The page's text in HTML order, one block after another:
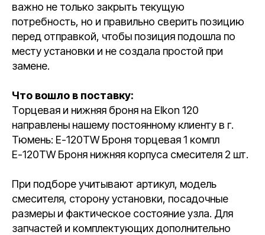
важно не только закрыть текущую
потребность, но и правильно сверить позицию
перед отправкой, чтобы позиция подошла по
месту установки и не создала простой при
замене.
Что вошло в поставку:
Торцевая и нижняя броня на Elkon 120
направлены нашему постоянному клиенту в г.
Тюмень: Е-120TW Броня торцевая 1 компл
Е-120TW Броня нижняя корпуса смесителя 2 шт.
При подборе учитывают артикул, модель
смесителя, сторону установки, посадочные
размеры и фактическое состояние узла. Для
запчастей и комплектующих дополнительно